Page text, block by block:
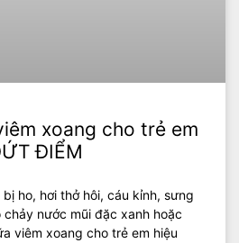
xoang cho trẻ em
ĐIỂM
ho, hơi thở hôi, cáu kỉnh, sưng
nước mũi đặc xanh hoặc
viêm xoang cho trẻ em hiệu